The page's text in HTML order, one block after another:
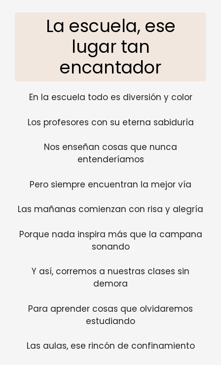
La escuela, ese
lugar tan
encantador
En la escuela todo es diversión y color
Los profesores con su eterna sabiduría
Nos enseñan cosas que nunca
entenderíamos
Pero siempre encuentran la mejor vía
Las mañanas comienzan con risa y alegría
Porque nada inspira más que la campana
sonando
Y así, corremos a nuestras clases sin
demora
Para aprender cosas que olvidaremos
estudiando
Las aulas, ese rincón de confinamiento